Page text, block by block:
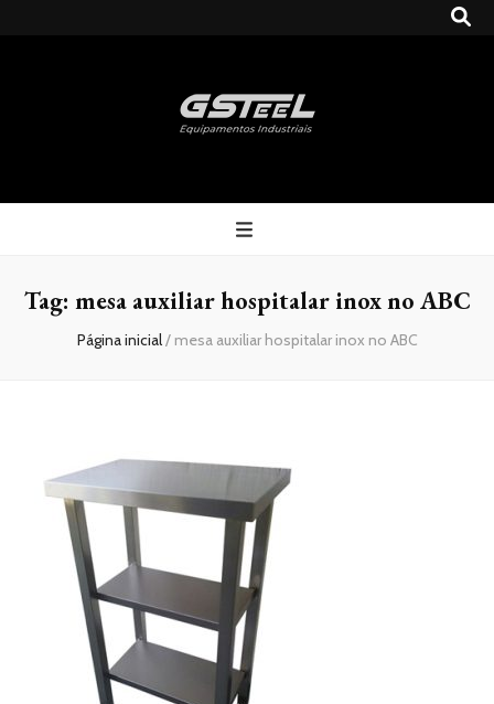
Gsteel
Tag: mesa auxiliar hospitalar inox no ABC
Página inicial/ mesa auxiliar hospitalar inox no ABC